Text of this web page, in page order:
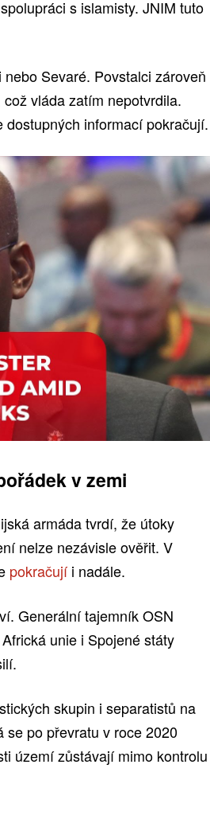
s islamisty. JNIM tuto
Sevaré. Povstalci zároveň
vláda zatím nepotvrdila.
informací pokračují.
v zemi
armáda tvrdí, že útoky
nelze nezávisle ověřit. V
pokračujíi nadále.
Generální tajemník OSN
unie i Spojené státy
skupin i separatistů na
se po převratu v roce 2020
území zůstávají mimo kontrolu